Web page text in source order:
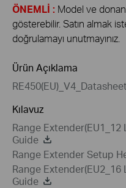
ÖNEMLİ : Model ve
gösterebilir. Satın almak
doğrulamayı unutmayınız.
Ürün Açıklama
RE450(EU)_V4_Datasheet
Kılavuz
Range
Guide
Range Extender Setup
Range
Guide